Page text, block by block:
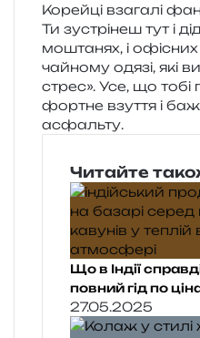
Корейці вза­га­лі
Ти зустрі­неш тут і
мо­шта­нях, і
чай­но­му одязі, які
стрес». Усе, що
фор­тне взу­т­тя і
асфальту.
Читайте
Що в Індії
повний гід по
27.05.2025